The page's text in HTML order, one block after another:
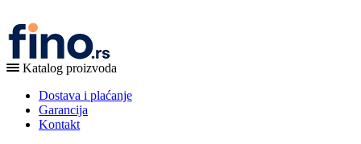
Katalog proizvoda
Dostava i plaćanje
Garancija
Kontakt